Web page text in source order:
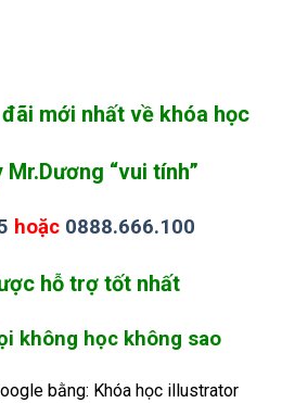
mới nhất về khóa học
Mr.Dương “vui tính”
hoặc 0888.666.100
hỗ trợ tốt nhất
không học không sao
bằng: Khóa học illustrator